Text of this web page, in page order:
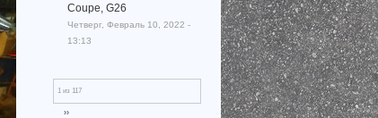
Coupe, G26
Четверг, Февраль 10, 2022 -
13:13
1 из 117
››